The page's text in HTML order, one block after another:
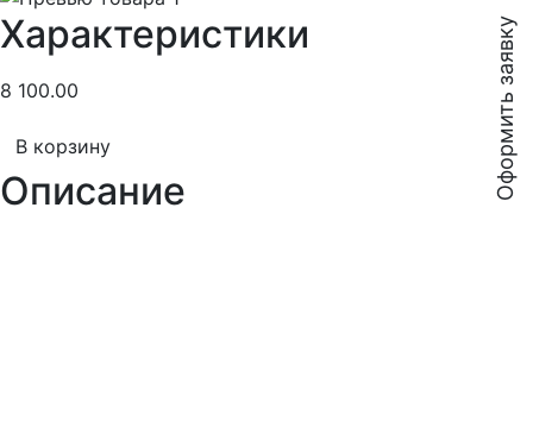
Характеристики
8 100.00
В корзину
Описание Оформить заявку